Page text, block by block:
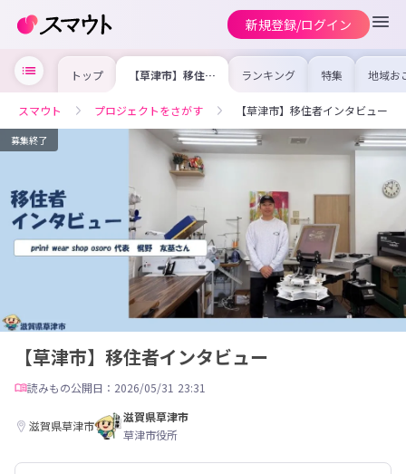
新規登録/ログイン
トップ 【草津市】移住者
インタビュー
ランキング 特集 地域お
の求
を集め
事内容
を比較
合った
けよう
スマウト プロジェクトをさがす 【草津市】移住者インタビュー
募集終了
【草津市】移住者インタビュー
読みもの公開日：2026/05/31 23:31
滋賀県草津市
滋賀県草津市
草津市役所